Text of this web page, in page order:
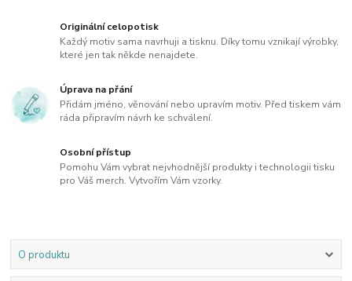
Originální celopotisk
Každý motiv sama navrhuji a tisknu. Díky tomu vznikají výrobky,
které jen tak někde nenajdete.
Úprava na přání
Přidám jméno, věnování nebo upravím motiv. Před tiskem vám
ráda připravím návrh ke schválení.
Osobní přístup
Pomohu Vám vybrat nejvhodnější produkty i technologii tisku
pro Váš merch. Vytvořím Vám vzorky.
O produktu